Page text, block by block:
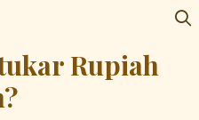
Rupiah